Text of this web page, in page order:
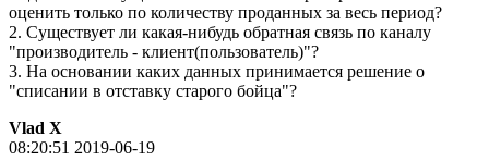
оценить только по количеству проданных за весь период?
2. Существует ли какая-нибудь обратная связь по каналу
"производитель - клиент(пользователь)"?
3. На основании каких данных принимается решение о
"списании в отставку старого бойца"?
Vlad X
08:20:51 2019-06-19